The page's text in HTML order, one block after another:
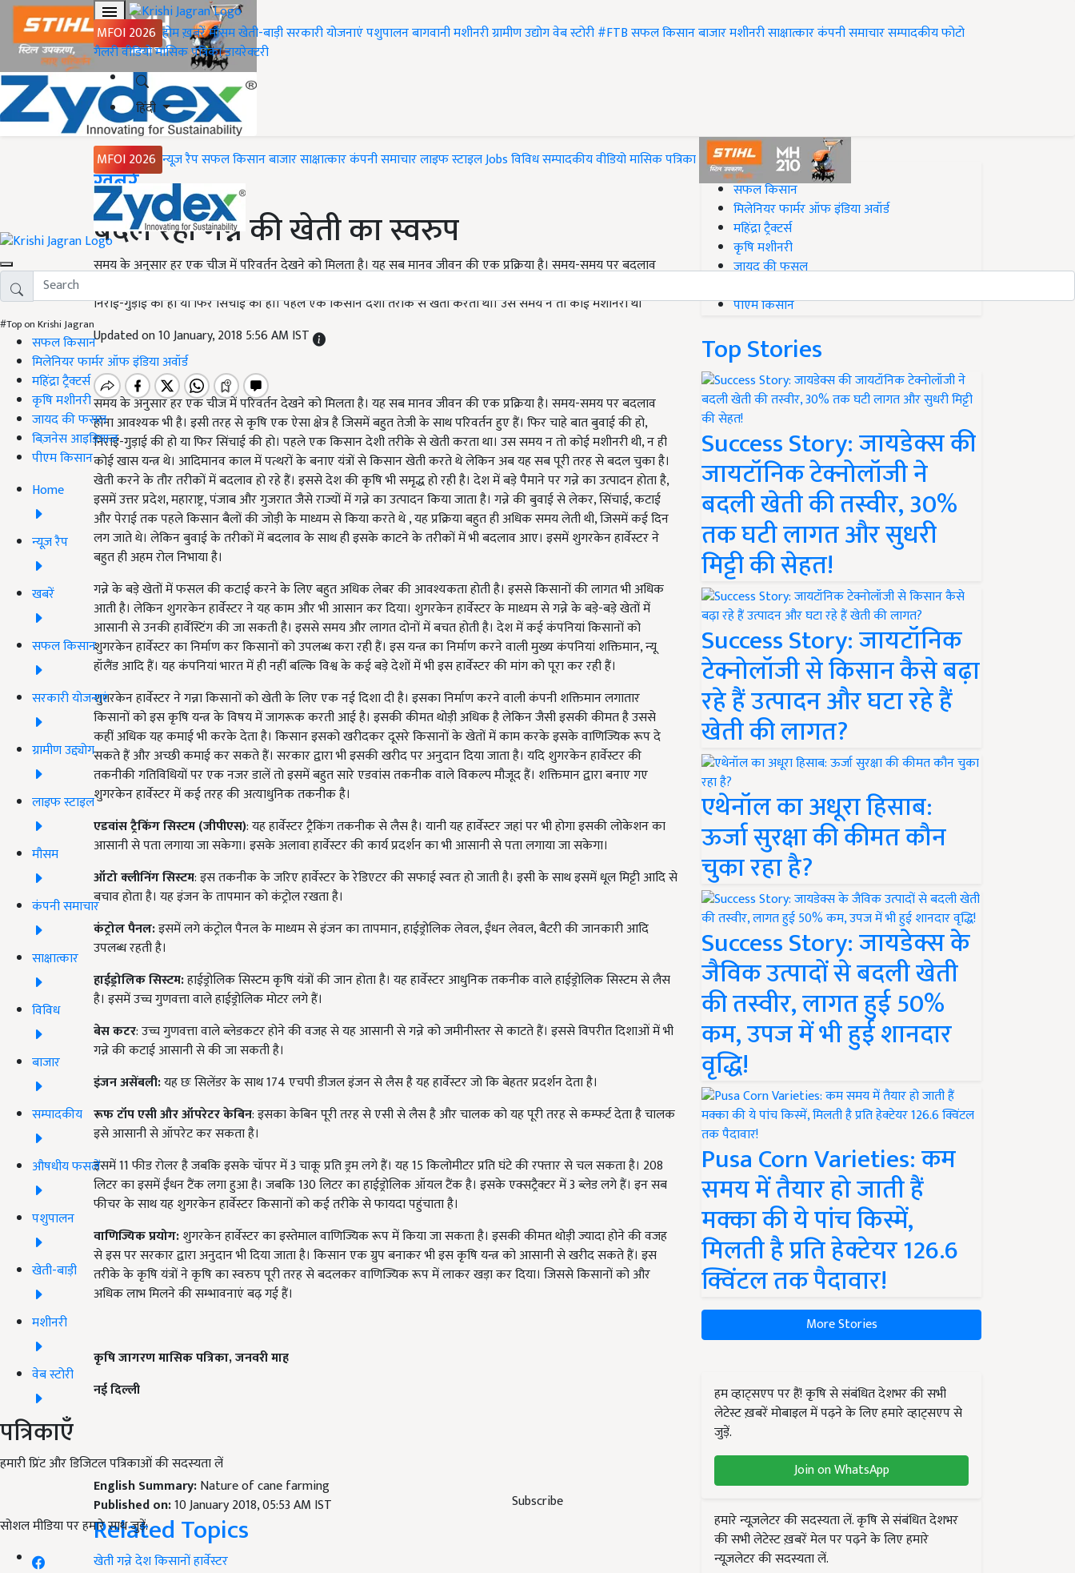
MFOI 2026 होमख़बरेंमौसमखेती-बाड़ीसरकारी योजनाएंपशुपालनबागवानीमशीनरीग्रामीण उद्योगवेब स्टोरी#FTBसफल किसानबाजारमशीनरीसाक्षात्कारकंपनी समाचारसम्पादकीयफोटो
गैलरीवीडियोमासिक पत्रिकाडायरेक्टरी
हिंदी
MFOI 2026 न्यूज़ रैपसफल किसानबाजारसाक्षात्कारकंपनी समाचारलाइफ स्टाइलJobsविविधसम्पादकीयवीडियोमासिक पत्रिका
#Top on Krishi Jagran
सफल किसान
मिलेनियर फार्मर ऑफ इंडिया अवॉर्ड
महिंद्रा ट्रैक्टर्स
कृषि मशीनरी
जायद की फसल
बिज़नेस आइडियाज
पीएम किसान
Home
न्यूज़ रैप
खबरें
सफल किसान
सरकारी योजनाएं
ग्रामीण उद्द्योग
लाइफ स्टाइल
मौसम
कंपनी समाचार
साक्षात्कार
विविध
बाजार
सम्पादकीय
औषधीय फसलें
पशुपालन
खेती-बाड़ी
मशीनरी
वेब स्टोरी
पत्रिकाएँ
हमारी प्रिंट और डिजिटल पत्रिकाओं की सदस्यता लें
Subscribe
सोशल मीडिया पर हमारे साथ जुड़ें:
Home
ख़बरें
बदल रहा गन्ने की खेती का स्वरुप
समय के अनुसार हर एक चीज में परिवर्तन देखने को मिलता है। यह सब मानव जीवन की एक प्रक्रिया है। समय-समय पर बदलाव
निराई-गुड़ाई की हो या फिर सिंचाई की हो। पहले एक किसान देशी तरीके से खेती करता था। उस समय न तो कोई मशीनरी थी
Updated on 10 January, 2018 5:56 AM IST
समय के अनुसार हर एक चीज में परिवर्तन देखने को मिलता है। यह सब मानव जीवन की एक प्रक्रिया है। समय-समय पर बदलाव
होना आवश्यक भी है। इसी तरह से कृषि एक ऐसा क्षेत्र है जिसमें बहुत तेजी के साथ परिवर्तन हुए हैं। फिर चाहे बात बुवाई की हो,
निराई-गुड़ाई की हो या फिर सिंचाई की हो। पहले एक किसान देशी तरीके से खेती करता था। उस समय न तो कोई मशीनरी थी, न ही
कोई खास यन्त्र थे। आदिमानव काल में पत्थरों के बनाए यंत्रों से किसान खेती करते थे लेकिन अब यह सब पूरी तरह से बदल चुका है।
खेती करने के तौर तरीकों में बदलाव हो रहे हैं। इससे देश की कृषि भी समृद्ध हो रही है। देश में बड़े पैमाने पर गन्ने का उत्पादन होता है,
इसमें उत्तर प्रदेश, महाराष्ट्र, पंजाब और गुजरात जैसे राज्यों में गन्ने का उत्पादन किया जाता है। गन्ने की बुवाई से लेकर, सिंचाई, कटाई
और पेराई तक पहले किसान बैलों की जोड़ी के माध्यम से किया करते थे , यह प्रक्रिया बहुत ही अधिक समय लेती थी, जिसमें कई दिन
लग जाते थे। लेकिन बुवाई के तरीकों में बदलाव के साथ ही इसके काटने के तरीकों में भी बदलाव आए। इसमें शुगरकेन हार्वेस्टर ने
बहुत ही अहम रोल निभाया है।
गन्ने के बड़े खेतों में फसल की कटाई करने के लिए बहुत अधिक लेबर की आवश्यकता होती है। इससे किसानों की लागत भी अधिक
आती है। लेकिन शुगरकेन हार्वेस्टर ने यह काम और भी आसान कर दिया। शुगरकेन हार्वेस्टर के माध्यम से गन्ने के बड़े-बड़े खेतों में
आसानी से उनकी हार्वेस्टिंग की जा सकती है। इससे समय और लागत दोनों में बचत होती है। देश में कई कंपनियां किसानों को
शुगरकेन हार्वेस्टर का निर्माण कर किसानों को उपलब्ध करा रही हैं। इस यन्त्र का निर्माण करने वाली मुख्य कंपनियां शक्तिमान, न्यू
हॉलैंड आदि हैं। यह कंपनियां भारत में ही नहीं बल्कि विश्व के कई बड़े देशों में भी इस हार्वेस्टर की मांग को पूरा कर रही हैं।
शुगरकेन हार्वेस्टर ने गन्ना किसानों को खेती के लिए एक नई दिशा दी है। इसका निर्माण करने वाली कंपनी शक्तिमान लगातार
किसानों को इस कृषि यन्त्र के विषय में जागरूक करती आई है। इसकी कीमत थोड़ी अधिक है लेकिन जैसी इसकी कीमत है उससे
कहीं अधिक यह कमाई भी करके देता है। किसान इसको खरीदकर दूसरे किसानों के खेतों में काम करके इसके वाणिज्यिक रूप दे
सकते हैं और अच्छी कमाई कर सकते हैं। सरकार द्वारा भी इसकी खरीद पर अनुदान दिया जाता है। यदि शुगरकेन हार्वेस्टर की
तकनीकी गतिविधियों पर एक नजर डालें तो इसमें बहुत सारे एडवांस तकनीक वाले विकल्प मौजूद हैं। शक्तिमान द्वारा बनाए गए
शुगरकेन हार्वेस्टर में कई तरह की अत्याधुनिक तकनीक है।
एडवांसट्रैकिंगसिस्टम (जीपीएस): यह हार्वेस्टर ट्रैकिंग तकनीक से लैस है। यानी यह हार्वेस्टर जहां पर भी होगा इसकी लोकेशन का
आसानी से पता लगाया जा सकेगा। इसके अलावा हार्वेस्टर की कार्य प्रदर्शन का भी आसानी से पता लगाया जा सकेगा।
ऑटोक्लीनिंगसिस्टम: इस तकनीक के जरिए हार्वेस्टर के रेडिएटर की सफाई स्वतः हो जाती है। इसी के साथ इसमें धूल मिट्टी आदि से
बचाव होता है। यह इंजन के तापमान को कंट्रोल रखता है।
कंट्रोलपैनल:इसमें लगे कंट्रोल पैनल के माध्यम से इंजन का तापमान, हाईड्रोलिक लेवल, ईंधन लेवल, बैटरी की जानकारी आदि
उपलब्ध रहती है।
हाईड्रोलिकसिस्टम:हाईड्रोलिक सिस्टम कृषि यंत्रों की जान होता है। यह हार्वेस्टर आधुनिक तकनीक वाले हाईड्रोलिक सिस्टम से लैस
है। इसमें उच्च गुणवत्ता वाले हाईड्रोलिक मोटर लगे हैं।
बेसकटर: उच्च गुणवत्ता वाले ब्लेडकटर होने की वजह से यह आसानी से गन्ने को जमीनीस्तर से काटते हैं। इससे विपरीत दिशाओं में भी
गन्ने की कटाई आसानी से की जा सकती है।
इंजनअसेंबली:यह छः सिलेंडर के साथ 174 एचपी डीजल इंजन से लैस है यह हार्वेस्टर जो कि बेहतर प्रदर्शन देता है।
रूफटॉपएसीऔरऑपरेटरकेबिन: इसका केबिन पूरी तरह से एसी से लैस है और चालक को यह पूरी तरह से कम्फर्ट देता है चालक
इसे आसानी से ऑपरेट कर सकता है।
इसमें 11 फीड रोलर है जबकि इसके चॉपर में 3 चाकू प्रति ड्रम लगे हैं। यह 15 किलोमीटर प्रति घंटे की रफ्तार से चल सकता है। 208
लिटर का इसमें ईंधन टैंक लगा हुआ है। जबकि 130 लिटर का हाईड्रोलिक ऑयल टैंक है। इसके एक्सट्रैक्टर में 3 ब्लेड लगे हैं। इन सब
फीचर के साथ यह शुगरकेन हार्वेस्टर किसानों को कई तरीके से फायदा पहुंचाता है।
वाणिज्यिकप्रयोग:शुगरकेन हार्वेस्टर का इस्तेमाल वाणिज्यिक रूप में किया जा सकता है। इसकी कीमत थोड़ी ज्यादा होने की वजह
से इस पर सरकार द्वारा अनुदान भी दिया जाता है। किसान एक ग्रुप बनाकर भी इस कृषि यन्त्र को आसानी से खरीद सकते हैं। इस
तरीके के कृषि यंत्रों ने कृषि का स्वरुप पूरी तरह से बदलकर वाणिज्यिक रूप में लाकर खड़ा कर दिया। जिससे किसानों को और
अधिक लाभ मिलने की सम्भावनाएं बढ़ गई हैं।
कृषिजागरणमासिकपत्रिका,जनवरीमाह
नईदिल्ली
English Summary:Nature of cane farming
Published on:10 January 2018, 05:53 AM IST
Related Topics
खेतीगन्नेदेशकिसानोंहार्वेस्टर
#Top on Krishi Jagran
सफल किसान
मिलेनियर फार्मर ऑफ इंडिया अवॉर्ड
महिंद्रा ट्रैक्टर्स
कृषि मशीनरी
जायद की फसल
पीएम किसान
Top Stories
Success Story: जायडेक्स की
जायटॉनिक टेक्नोलॉजी ने
बदली खेती की तस्वीर, 30%
तक घटी लागत और सुधरी
मिट्टी की सेहत!
Success Story: जायटॉनिक
टेक्नोलॉजी से किसान कैसे बढ़ा
रहे हैं उत्पादन और घटा रहे हैं
खेती की लागत?
एथेनॉल का अधूरा हिसाब:
ऊर्जा सुरक्षा की कीमत कौन
चुका रहा है?
Success Story: जायडेक्स के
जैविक उत्पादों से बदली खेती
की तस्वीर, लागत हुई 50%
कम, उपज में भी हुई शानदार
वृद्धि!
Pusa Corn Varieties: कम
समय में तैयार हो जाती हैं
मक्का की ये पांच किस्में,
मिलती है प्रति हेक्टेयर 126.6
क्विंटल तक पैदावार!
More Stories
हम व्हाट्सएप पर हैं! कृषि से संबंधित देशभर की सभी
लेटेस्ट ख़बरें मोबाइल में पढ़ने के लिए हमारे व्हाट्सएप से
जुड़ें.
Join on WhatsApp
हमारे न्यूज़लेटर की सदस्यता लें. कृषि से संबंधित देशभर
की सभी लेटेस्ट ख़बरें मेल पर पढ़ने के लिए हमारे
न्यूज़लेटर की सदस्यता लें.